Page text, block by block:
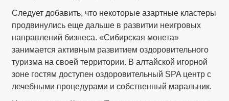
Следует добавить, что некоторые азартные кластеры
продвинулись еще дальше в развитии неигровых
направлений бизнеса. «Сибирская монета»
занимается активным развитием оздоровительного
туризма на своей территории. В алтайской игорной
зоне гостям доступен оздоровительный SPA центр с
лечебными процедурами и собственный маральник.